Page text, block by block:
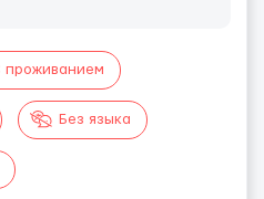
проживанием
Без языка